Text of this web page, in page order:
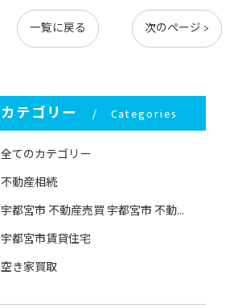
一覧に戻る 次のページ >
カテゴリー Categories
全てのカテゴリー
不動産相続
宇都宮市 不動産売買 宇都宮市 不動産売却
宇都宮市賃貸住宅
空き家買取